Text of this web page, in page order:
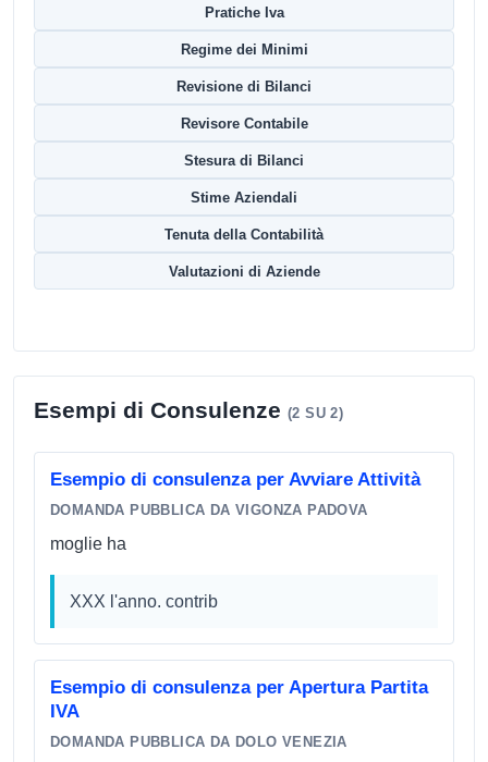
Pratiche Iva
Regime dei Minimi
Revisione di Bilanci
Revisore Contabile
Stesura di Bilanci
Stime Aziendali
Tenuta della Contabilità
Valutazioni di Aziende
Esempi di Consulenze (2 SU 2)
Esempio di consulenza per Avviare Attività
DOMANDA PUBBLICA DA VIGONZA PADOVA
moglie ha
XXX l'anno. contrib
Esempio di consulenza per Apertura Partita
IVA
DOMANDA PUBBLICA DA DOLO VENEZIA